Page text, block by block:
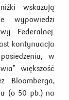
wskazują
wypowiedzi
Federalnej.
kontynuacja
w
większość
Bloomberga,
(o 50 pb.) na